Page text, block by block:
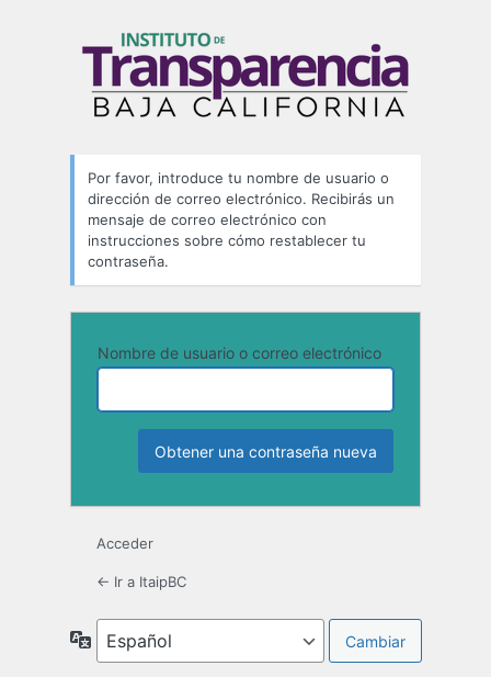
perdida
Por favor, introduce tu nombre de usuario o
dirección de correo electrónico. Recibirás un
mensaje de correo electrónico con
instrucciones sobre cómo restablecer tu
contraseña.
Nombre de usuario o correo electrónico
Acceder
← Ir a ItaipBC
Idioma